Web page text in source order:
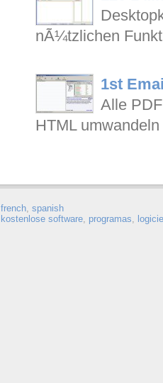
nÃ¼tzlichen
1st
Alle
HTML umwandeln
french, spanish
kostenlose software, programas,